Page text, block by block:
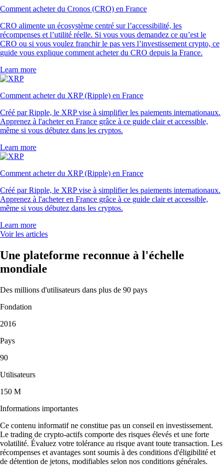
Comment acheter du Cronos (CRO) en France
CRO alimente un écosystème centré sur l’accessibilité, les
récompenses et l’utilité réelle. Si vous vous demandez ce qu’est le
CRO ou si vous voulez franchir le pas vers l’investissement crypto, ce
guide vous explique comment acheter du CRO depuis la France.
Learn more
Comment acheter du XRP (Ripple) en France
Créé par Ripple, le XRP vise à simplifier les paiements internationaux.
Apprenez à l'acheter en France grâce à ce guide clair et accessible,
même si vous débutez dans les cryptos.
Learn more
Comment acheter du XRP (Ripple) en France
Créé par Ripple, le XRP vise à simplifier les paiements internationaux.
Apprenez à l'acheter en France grâce à ce guide clair et accessible,
même si vous débutez dans les cryptos.
Learn more
Voir les articles
Une plateforme reconnue à l'échelle
mondiale
Des millions d'utilisateurs dans plus de 90 pays
Fondation
2016
Pays
90
Utilisateurs
150 M
Informations importantes
Ce contenu informatif ne constitue pas un conseil en investissement.
Le trading de crypto-actifs comporte des risques élevés et une forte
volatilité. Évaluez votre tolérance au risque avant toute transaction. Les
récompenses et avantages sont soumis à des conditions d'éligibilité et
de détention de jetons, modifiables selon nos conditions générales.